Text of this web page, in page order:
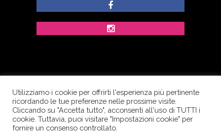
© Copyright Dolcezze di Ferrentino A. - P.IVA
IT02609400656 - Tutti i diritti riservati.
Corso Palatucci, 65 - 84013 Cava de’ Tirreni (SA) -
Utilizziamo i cookie per offrirti l'esperienza più pertinente
ricordando le tue preferenze nelle prossime visite.
Cliccando su "Accetta tutto", acconsenti all'uso di TUTTI i
cookie. Tuttavia, puoi visitare "Impostazioni cookie" per
fornire un consenso controllato.